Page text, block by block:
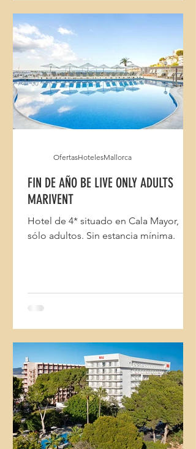
FIN DE AÑO BE LIVE ONLY ADULTS
MARIVENT
Hotel de 4* situado en Cala Mayor,
sólo adultos. Sin estancia mínima.
OfertasHotelesMallorca